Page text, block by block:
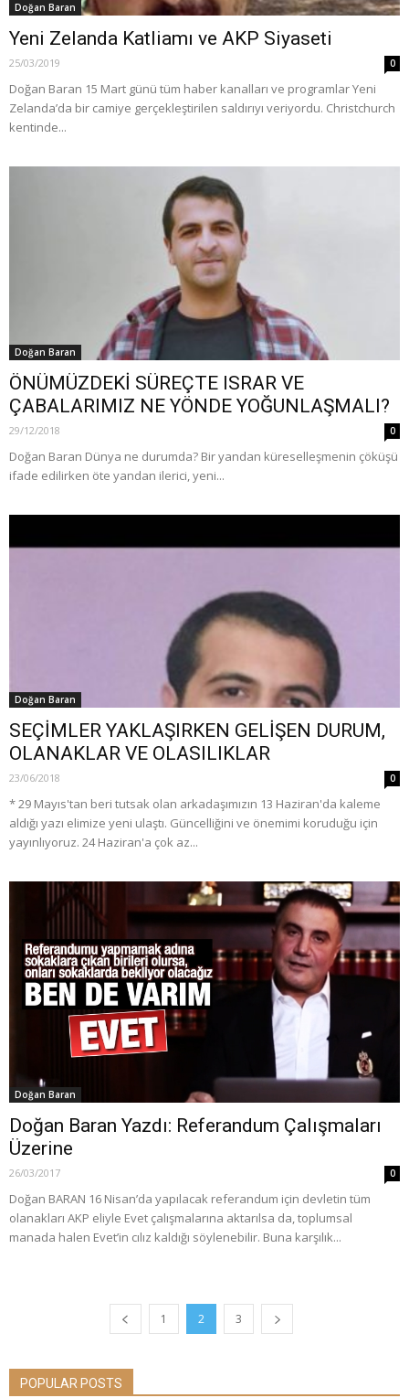
Doğan Baran
Yeni Zelanda Katliamı ve AKP Siyaseti
25/03/2019 0
Doğan Baran 15 Mart günü tüm haber kanalları ve programlar Yeni
Zelanda’da bir camiye gerçekleştirilen saldırıyı veriyordu. Christchurch
kentinde...
Doğan Baran
ÖNÜMÜZDEKİ SÜREÇTE ISRAR VE
ÇABALARIMIZ NE YÖNDE YOĞUNLAŞMALI?
29/12/2018 0
Doğan Baran Dünya ne durumda? Bir yandan küreselleşmenin çöküşü
ifade edilirken öte yandan ilerici, yeni...
Doğan Baran
SEÇİMLER YAKLAŞIRKEN GELİŞEN DURUM,
OLANAKLAR VE OLASILIKLAR
23/06/2018 0
* 29 Mayıs'tan beri tutsak olan arkadaşımızın 13 Haziran'da kaleme
aldığı yazı elimize yeni ulaştı. Güncelliğini ve önemimi koruduğu için
yayınlıyoruz. 24 Haziran'a çok az...
Doğan Baran
Doğan Baran Yazdı: Referandum Çalışmaları
Üzerine
26/03/2017 0
Doğan BARAN 16 Nisan’da yapılacak referandum için devletin tüm
olanakları AKP eliyle Evet çalışmalarına aktarılsa da, toplumsal
manada halen Evet’in cılız kaldığı söylenebilir. Buna karşılık...
1 2 3
POPULAR POSTS